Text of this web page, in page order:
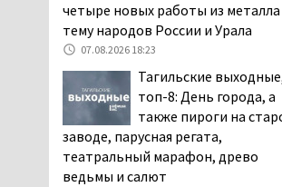
четыре новых работы из металла
тему народов России и Урала
07.08.2026 18:23
Тагильские
топ-8: День города, а
также пироги на
заводе, парусная регата,
театральный марафон, древо
ведьмы и салют